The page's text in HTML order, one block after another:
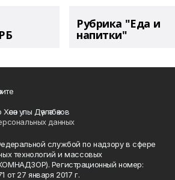
Рубрика "Еда и
напитки"
улы Дәүләтбәков
данных
службой по надзору в сфере
технологий и массовых
Регистрационный номер:
27 января 2017 г.